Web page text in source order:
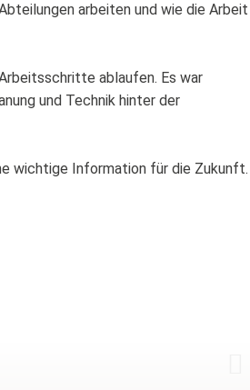
arbeiten und wie die Arbeit
ablaufen. Es war
und Technik hinter der
wichtige Information für die Zukunft.